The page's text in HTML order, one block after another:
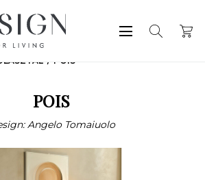
POIS
POIS
Angelo Tomaiuolo